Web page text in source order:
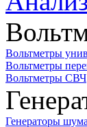
Вольтметры
Вольтметры
Вольтметры СВЧ
Генераторы шума